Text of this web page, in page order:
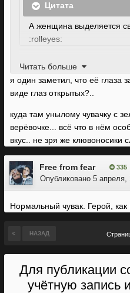
Цитата
А женщина выделяется
:rolleyes:
представительницы своего
выглядит, темные глаза и
бросаются в глаза, да и
будут, по крайней мере на
Читать больше
я один заметил, что её глаза
виде глаз открытых?..
куда там унылому чувачку с
верёвочке... всё что в нём
вкус.. не зря же клювоносики
Free from fear 335
Опубликовано 5 апреля,
Нормальный чувак. Герой, как
НАЗАД
Для публикации
учётную запись